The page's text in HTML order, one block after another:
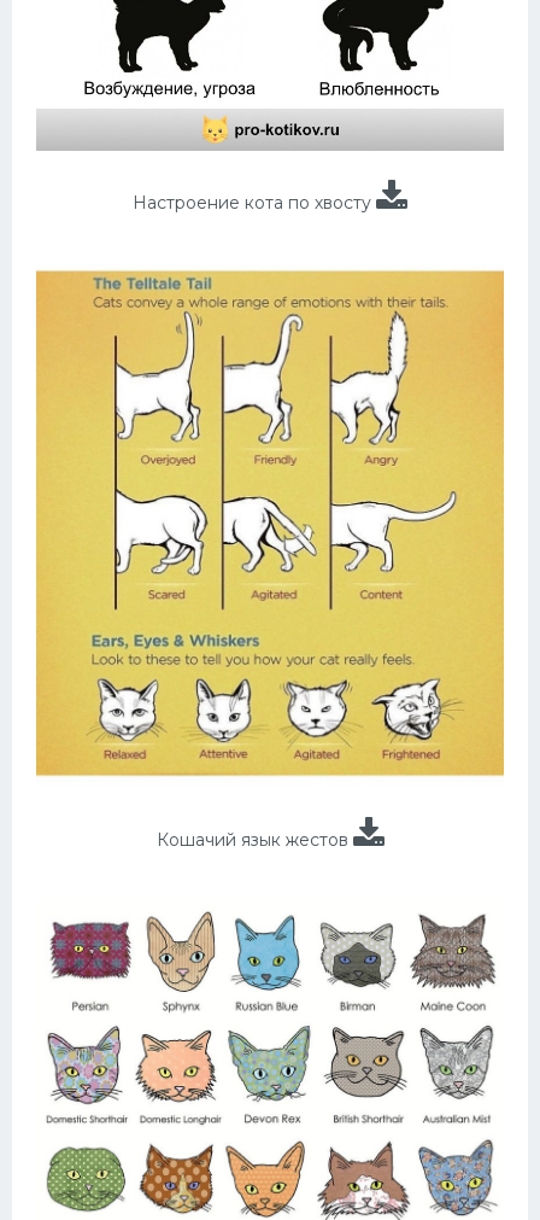
Настроение кота по хвосту
Кошачий язык жестов